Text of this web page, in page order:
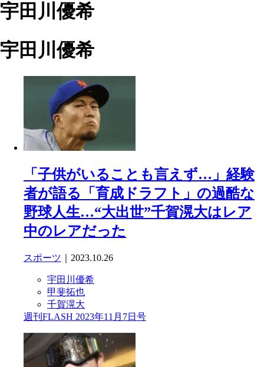
宇田川優希
宇田川優希
「子供がいることも言えず…」経験
者が語る「育成ドラフト」の過酷な
野球人生…“大出世”千賀滉大はレア
中のレアだった
スポーツ ｜2023.10.26
宇田川優希
甲斐拓也
千賀滉大
週刊FLASH 2023年11月7日号